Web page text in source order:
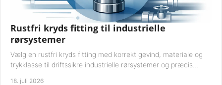
Rustfri kryds fitting til industrielle
rørsystemer
Vælg en rustfri kryds fitting med korrekt gevind, materiale og
trykklasse til driftssikre industrielle rørsystemer og præcis
18. juli 2026